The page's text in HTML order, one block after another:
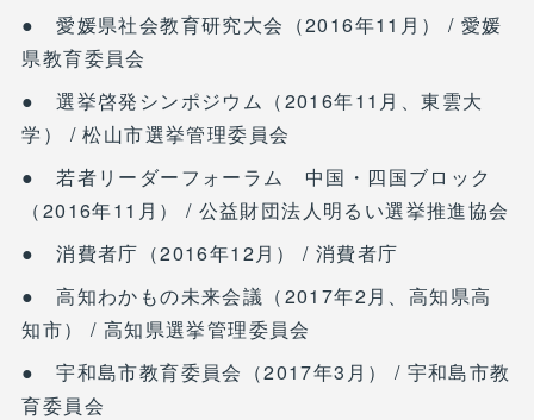
● 愛媛県社会教育研究大会（2016年11月） / 愛媛
県教育委員会
● 選挙啓発シンポジウム（2016年11月、東雲大
学） / 松山市選挙管理委員会
● 若者リーダーフォーラム 中国・四国ブロック
（2016年11月） / 公益財団法人明るい選挙推進協会
● 消費者庁（2016年12月） / 消費者庁
● 高知わかもの未来会議（2017年2月、高知県高
知市） / 高知県選挙管理委員会
● 宇和島市教育委員会（2017年3月） / 宇和島市教
育委員会